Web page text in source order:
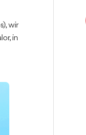
wir
in